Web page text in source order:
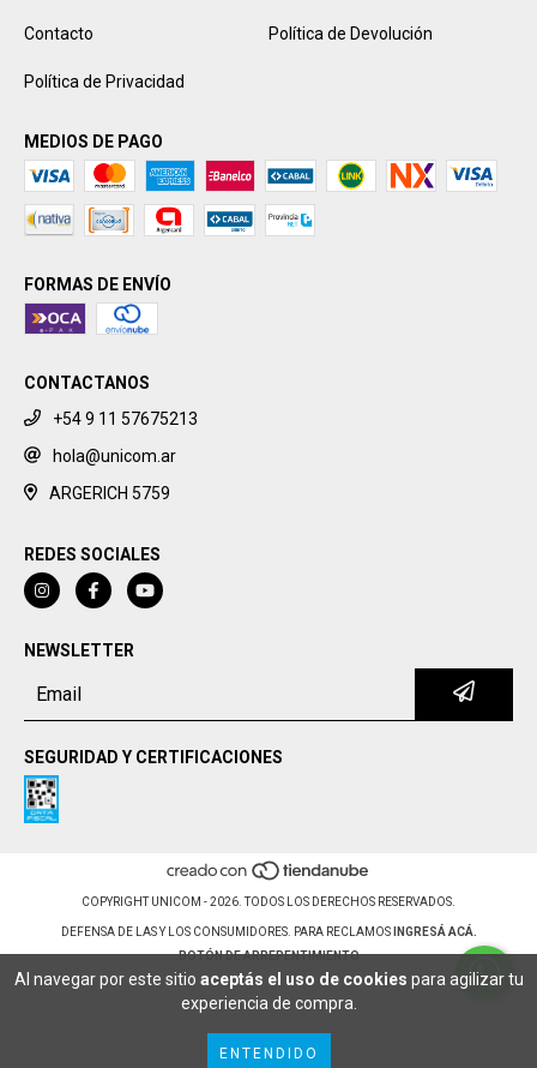
Al navegar por este sitio aceptás el uso de cookies para agilizar tu
experiencia de compra.
ENTENDIDO
Contacto Política de Devolución
Política de Privacidad
MEDIOS DE PAGO
FORMAS DE ENVÍO
CONTACTANOS
+54 9 11 57675213
hola@unicom.ar
ARGERICH 5759
REDES SOCIALES
NEWSLETTER
SEGURIDAD Y CERTIFICACIONES
COPYRIGHT UNICOM - 2026. TODOS LOS DERECHOS RESERVADOS.
DEFENSA DE LAS Y LOS CONSUMIDORES. PARA RECLAMOS
INGRESÁ ACÁ.
BOTÓN DE ARREPENTIMIENTO